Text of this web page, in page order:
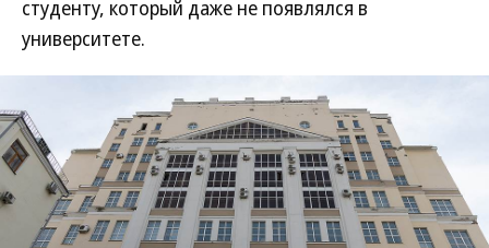
студенту, который даже не появлялся в
университете.